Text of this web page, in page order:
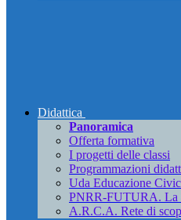
Didattica
Panoramica
Offerta formativa
I progetti delle classi
Programmazioni
Uda Educazione
PNRR-FUTURA. La
A.R.C.A. Rete di